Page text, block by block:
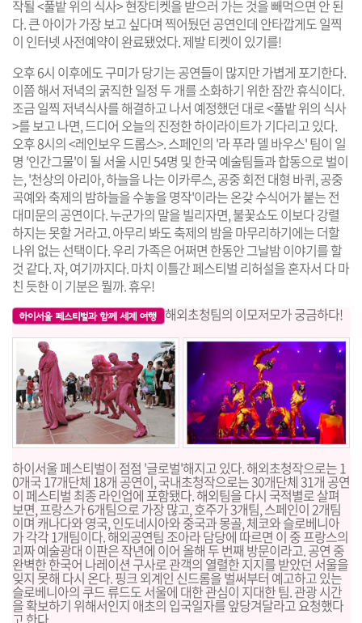
작될<풀밭 위의 식사>현장티켓을 받으러 가는 것을 빼먹으면 안 된
다. 큰 아이가 가장 보고 싶다며 찍어뒀던 공연인데 안타깝게도 일찍
이 인터넷 사전예약이 완료됐었다. 제발 티켓이 있기를!
오후 6시 이후에도 구미가 당기는 공연들이 많지만 가볍게 포기한다.
이쯤 해서 저녁의 굵직한 일정 두 개를 소화하기 위한 잠깐 휴식이다.
조금 일찍 저녁식사를 해결하고 나서 예정했던 대로<풀밭 위의 식사
>를 보고 나면, 드디어 오늘의 진정한 하이라이트가 기다리고 있다.
오후 8시의<레인보우 드롭스>. 스페인의 '라 푸라 델 바우스'팀이 일
명 '인간그물'이 될 서울 시민 54명 및 한국 예술팀들과 합동으로 벌이
는, '천상의 아리아, 하늘을 나는 이카루스, 공중 회전 대형 바퀴, 공중
곡예와 축제의 밤하늘을 수놓을 명작'이라는 온갖 수식어가 붙는 전
대미문의 공연이다. 누군가의 말을 빌리자면, 불꽃쇼도 이보다 강렬
하지는 못할 거라고. 아무리 봐도 축제의 밤을 마무리하기에는 더할
나위 없는 선택이다. 우리 가족은 어쩌면 한동안 그날밤 이야기를 할
것 같다. 자, 여기까지다. 마치 이틀간 페스티벌 리허설을 혼자서 다 마
친 듯한 이 기분은 뭘까. 휴우!
해외초청팀의 이모저모가 궁금하다!
하이서울 페스티벌이 점점 '글로벌'해지고 있다. 해외초청작으로는 1
0개국 17개단체 18개 공연이, 국내초청작으로는 30개단체 31개 공연
이 페스티벌 최종 라인업에 포함됐다. 해외팀을 다시 국적별로 살펴
보면, 프랑스가 6개팀으로 가장 많고, 호주가 3개팀, 스페인이 2개팀
이며 캐나다와 영국, 인도네시아와 중국과 몽골, 체코와 슬로베니아
가 각각 1개팀이다. 해외공연팀 조아라 담당에 따르면 이 중 프랑스의
괴짜 예술광대 이판은 작년에 이어 올해 두 번째 방문이라고. 공연 중
완벽한 한국어 나레이션 구사로 관객의 열렬한 지지를 받았던 서울을
잊지 못해 다시 온다. 핑크 외계인 신드롬을 벌써부터 예고하고 있는
슬로베니아의쿠드 류드도 서울에 대한 관심이 지대한 팀. 관광 시간
을 확보하기 위해서인지 애초의 입국일자를 앞당겨달라고 요청했다
고 한다.